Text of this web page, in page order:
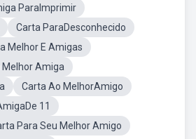
ParaImprimir
Carta ParaDesconhecido
Melhor E Amigas
Melhor Amiga
Carta Ao MelhorAmigo
11
Para Seu Melhor Amigo